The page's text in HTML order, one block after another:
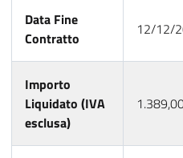
Data Fine
Contratto
12/12/
Importo
Liquidato (IVA
esclusa)